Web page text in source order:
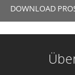
DOWNLOAD